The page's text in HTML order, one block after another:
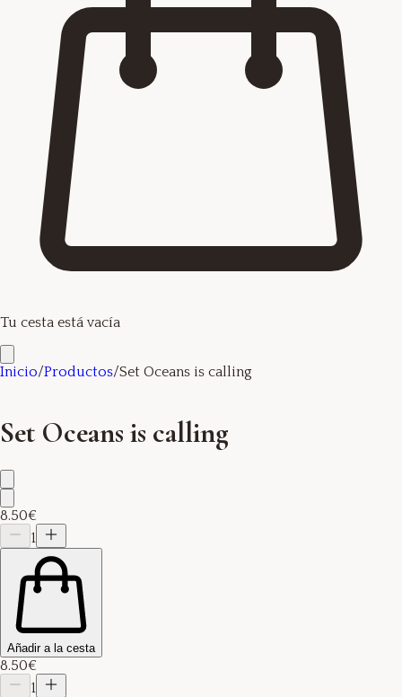
Tu cesta está vacía
Inicio/Productos/Set Oceans is calling
Set Oceans is calling
8.50€
1
Añadir a la cesta
8.50€
1